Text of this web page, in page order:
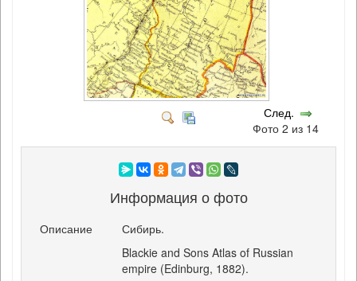
След.
Фото 2 из 14
Информация о фото
Описание
Сибирь.
Blackie and Sons Atlas of Russian
empire (Edinburg, 1882).